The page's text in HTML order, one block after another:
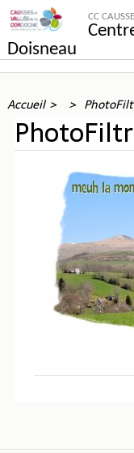
CC
Doisneau
Accueil